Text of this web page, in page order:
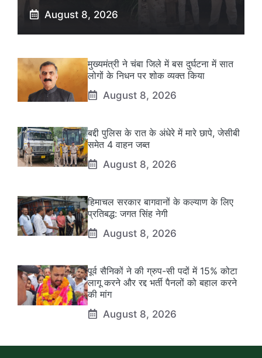
August 8, 2026
मुख्यमंत्री ने चंबा जिले में बस दुर्घटना में सात
लोगों के निधन पर शोक व्यक्त किया
August 8, 2026
बद्दी पुलिस के रात के अंधेरे में मारे छापे, जेसीबी
समेत 4 वाहन जब्त
August 8, 2026
हिमाचल सरकार बागवानों के कल्याण के लिए
प्रतिबद्ध: जगत सिंह नेगी
August 8, 2026
पूर्व सैनिकों ने की ग्रुप-सी पदों में 15% कोटा
लागू करने और रद्द भर्ती पैनलों को बहाल करने
की मांग
August 8, 2026